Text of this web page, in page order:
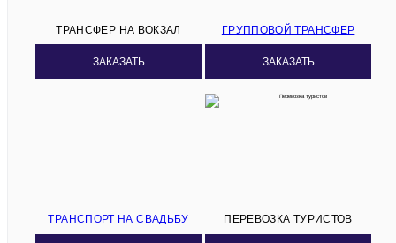
ТРАНСФЕР НА ВОКЗАЛ
ЗАКАЗАТЬ
ГРУППОВОЙ ТРАНСФЕР
ЗАКАЗАТЬ
ТРАНСПОРТ НА СВАДЬБУ ПЕРЕВОЗКА ТУРИСТОВ